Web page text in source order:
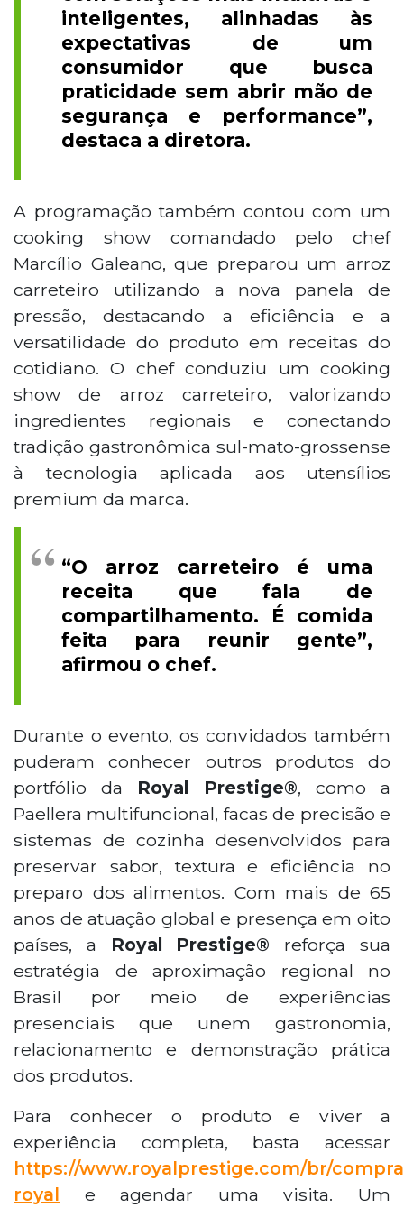
inteligentes, alinhadas às
expectativas de um
consumidor que busca
praticidade sem abrir mão de
segurança e performance”,
destaca a diretora.
A programação também contou com um
cooking show comandado pelo chef
Marcílio Galeano, que preparou um arroz
carreteiro utilizando a nova panela de
pressão, destacando a eficiência e a
versatilidade do produto em receitas do
cotidiano. O chef conduziu um cooking
show de arroz carreteiro, valorizando
ingredientes regionais e conectando
tradição gastronômica sul-mato-grossense
à tecnologia aplicada aos utensílios
premium da marca.
“O arroz carreteiro é uma
receita que fala de
compartilhamento. É comida
feita para reunir gente”,
afirmou o chef.
Durante o evento, os convidados também
puderam conhecer outros produtos do
portfólio da Royal Prestige®, como a
Paellera multifuncional, facas de precisão e
sistemas de cozinha desenvolvidos para
preservar sabor, textura e eficiência no
preparo dos alimentos. Com mais de 65
anos de atuação global e presença em oito
países, a Royal Prestige® reforça sua
estratégia de aproximação regional no
Brasil por meio de experiências
presenciais que unem gastronomia,
relacionamento e demonstração prática
dos produtos.
Para conhecer o produto e viver a
experiência completa, basta acessar
https://www.royalprestige.com/br/
royal e agendar uma visita. Um